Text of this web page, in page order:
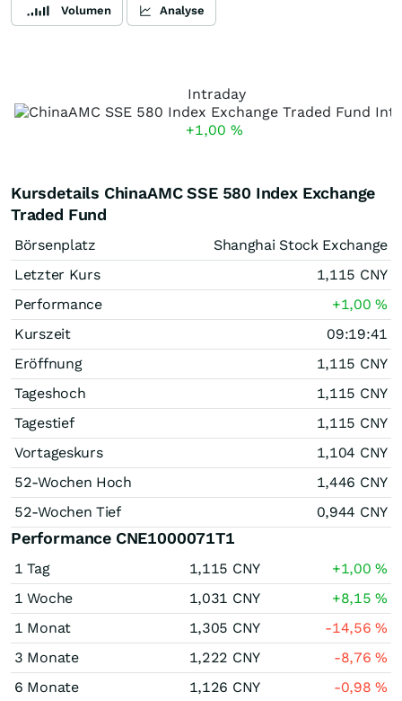
Volumen Analyse
Intraday
+1,00 %
Kursdetails ChinaAMC SSE 580 Index Exchange
Traded Fund
Börsenplatz
Shanghai Stock Exchange
Letzter Kurs
1,115 CNY
Performance
+1,00%
Kurszeit
09:19:41
Eröffnung
1,115 CNY
Tageshoch
1,115 CNY
Tagestief
1,115 CNY
Vortageskurs
1,104 CNY
52-Wochen Hoch
1,446 CNY
52-Wochen Tief
0,944 CNY
Performance CNE1000071T1
1 Tag 1,115 CNY +1,00%
1 Woche
1,031 CNY +8,15%
1 Monat
1,305 CNY -14,56%
3 Monate
1,222 CNY -8,76%
6 Monate
1,126 CNY -0,98%